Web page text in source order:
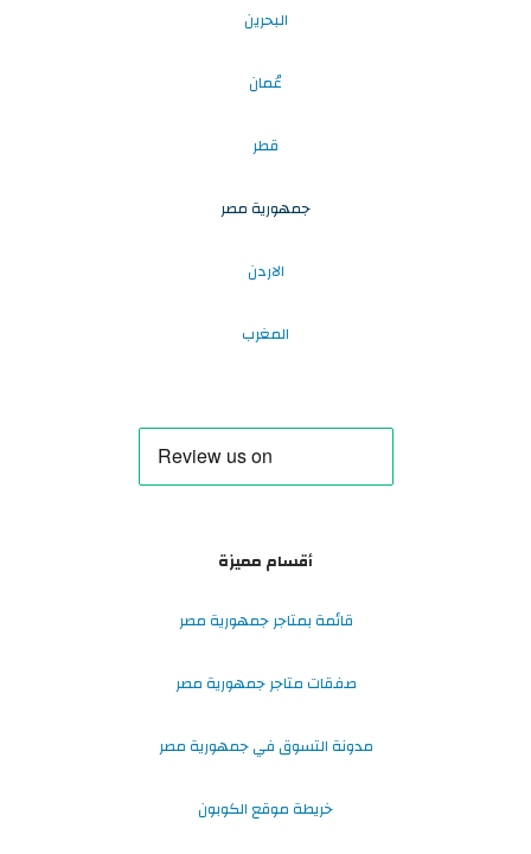
البحرين
عُمان
قطر
جمهورية مصر
الاردن
المغرب
أقسام مميزة
قائمة بمتاجر جمهورية مصر
صفقات متاجر جمهورية مصر
مدونة التسوق في جمهورية مصر
خريطة موقع الكوبون